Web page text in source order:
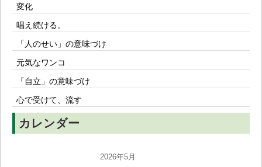
変化
唱え続ける。
「人のせい」の意味づけ
元気なワンコ
「自立」の意味づけ
心で受けて、流す
カレンダー
2026年5月